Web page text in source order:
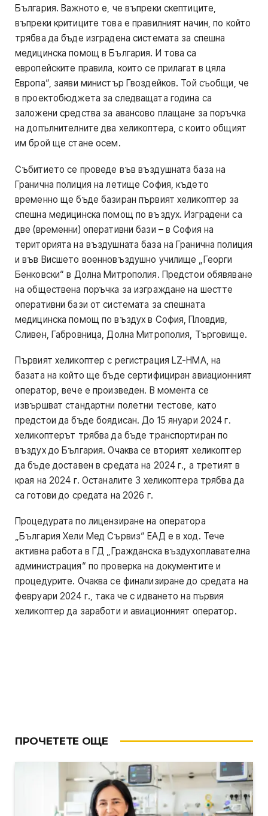
България. Важното е, че въпреки скептиците,
въпреки критиците това е правилният начин, по който
трябва да бъде изградена системата за спешна
медицинска помощ в България. И това са
европейските правила, които се прилагат в цяла
Европа“, заяви министър Гвоздейков. Той съобщи, че
в проектобюджета за следващата година са
заложени средства за авансово плащане за поръчка
на допълнителните два хеликоптера, с които общият
им брой ще стане осем.
Събитието се проведе във въздушната база на
Гранична полиция на летище София, където
временно ще бъде базиран първият хеликоптер за
спешна медицинска помощ по въздух. Изградени са
две (временни) оперативни бази – в София на
територията на въздушната база на Гранична полиция
и във Висшето военновъздушно училище „Георги
Бенковски“ в Долна Митрополия. Предстои обявяване
на обществена поръчка за изграждане на шестте
оперативни бази от системата за спешната
медицинска помощ по въздух в София, Пловдив,
Сливен, Габровница, Долна Митрополия, Търговище.
Първият хеликоптер с регистрация LZ-HMA, на
базата на който ще бъде сертифициран авиационният
оператор, вече е произведен. В момента се
извършват стандартни полетни тестове, като
предстои да бъде боядисан. До 15 януари 2024 г.
хеликоптерът трябва да бъде транспортиран по
въздух до България. Очаква се вторият хеликоптер
да бъде доставен в средата на 2024 г., а третият в
края на 2024 г. Останалите 3 хеликоптера трябва да
са готови до средата на 2026 г.
Процедурата по лицензиране на оператора
„България Хели Мед Сървиз“ ЕАД е в ход. Тече
активна работа в ГД „Гражданска въздухоплавателна
администрация“ по проверка на документите и
процедурите. Очаква се финализиране до средата на
февруари 2024 г., така че с идването на първия
хеликоптер да заработи и авиационният оператор.
ПРОЧЕТЕТЕ ОЩЕ